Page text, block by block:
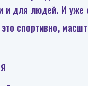
и для людей. И уже
спортивно,